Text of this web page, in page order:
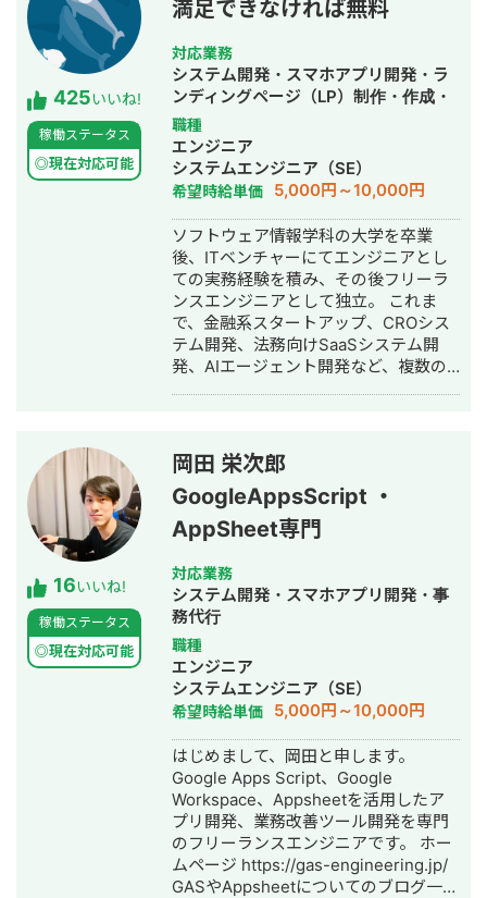
425いいね!
稼働ステータス
◎現在対応可能
満足できなければ無料
対応業務
システム開発・スマホアプリ開発・ラ
ンディングページ（LP）制作・作成・
ECサイト構築・ネットショップ作成代
行・SEO対策・新規事業立上・SNS運
用代行・記事作成代行・ライティン
グ・翻訳・ホームページ制作・作成・
バナー制作・デザイン・ロゴデザイ
ン・作成・イラスト制作・動画制作・
動画編集・AI活用
職種
エンジニア
システムエンジニア（SE）
希望時給単価 5,000円～10,000円
ソフトウェア情報学科の大学を卒業
後、ITベンチャーにてエンジニアとし
ての実務経験を積み、その後フリーラ
ンスエンジニアとして独立。 これま
で、金融系スタートアップ、CROシス
テム開発、法務向けSaaSシステム開
発、AIエージェント開発など、複数の
得意としており、要件定義、設計、実
装、本番リリース、運用改善まで一貫
して対応しています。 特に、仕様が複
雑な業務システムや、要件がまだ固ま
りきっていない新規開発において、事
業目的を整理しながら、正確にスピー
ド感を持って形にしていくことを強み
としています。 いまはスタートアップ
案件にてAIエージェント開発にも携わ
っており、AI活用した業務効率化、新
機能開発、既存プロダクトへのAI機能
の組み込みなどにも対応しています。
単純に言われたものを作るだけではな
く、事業として使える形に落とし込む
ことを重視し、開発の初期段階からリ
リース後の運用まで伴走しています。
16いいね!
稼働ステータス
◎現在対応可能
岡田 栄次郎
GoogleAppsScript ・
AppSheet専門
対応業務
システム開発・スマホアプリ開発・事
務代行
職種
エンジニア
システムエンジニア（SE）
希望時給単価 5,000円～10,000円
はじめまして、岡田と申します。
Google Apps Script、Google
Workspace、Appsheetを活用したア
プリ開発、業務改善ツール開発を専門
のフリーランスエンジニアです。 ホー
ムページ https://gas-engineering.jp/
GASやAppsheetについてのブログ一覧